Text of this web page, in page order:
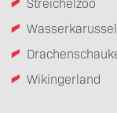
Wikingerland